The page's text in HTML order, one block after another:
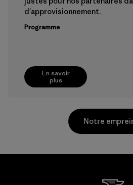
En savoir
plus
d'approvisionnement.
Programme
Notre